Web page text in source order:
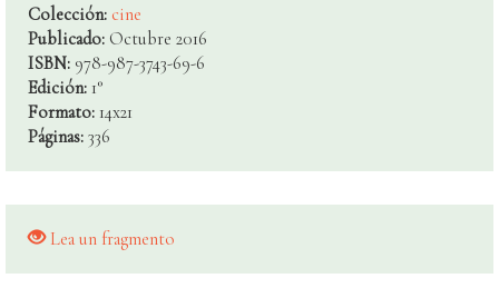
Colección: cine
Publicado: Octubre 2016
ISBN: 978-987-3743-69-6
Edición: 1°
Formato: 14x21
Páginas: 336
Lea un fragmento